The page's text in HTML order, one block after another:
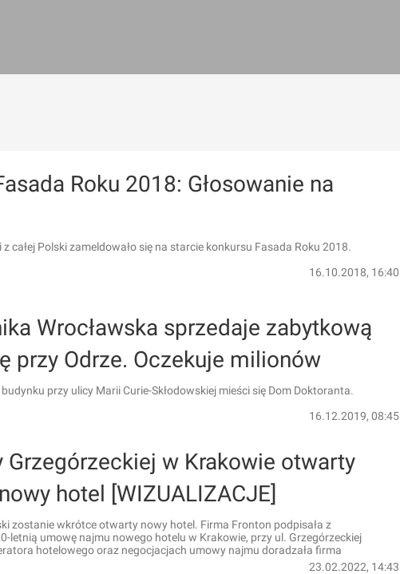
Roku 2018: Głosowanie na
całej Polski zameldowało się na starcie konkursu Fasada Roku 2018.
16.10.2018, 16:40
Wrocławska sprzedaje zabytkową
przy Odrze. Oczekuje milionów
przy ulicy Marii Curie-Skłodowskiej mieści się Dom Doktoranta.
16.12.2019, 08:45
Grzegórzeckiej w Krakowie otwarty
hotel [WIZUALIZACJE]
zostanie wkrótce otwarty nowy hotel. Firma Fronton podpisała z
letnią umowę najmu nowego hotelu w Krakowie, przy ul. Grzegórzeckiej
hotelowego oraz negocjacjach umowy najmu doradzała firma
23.02.2022, 14:43